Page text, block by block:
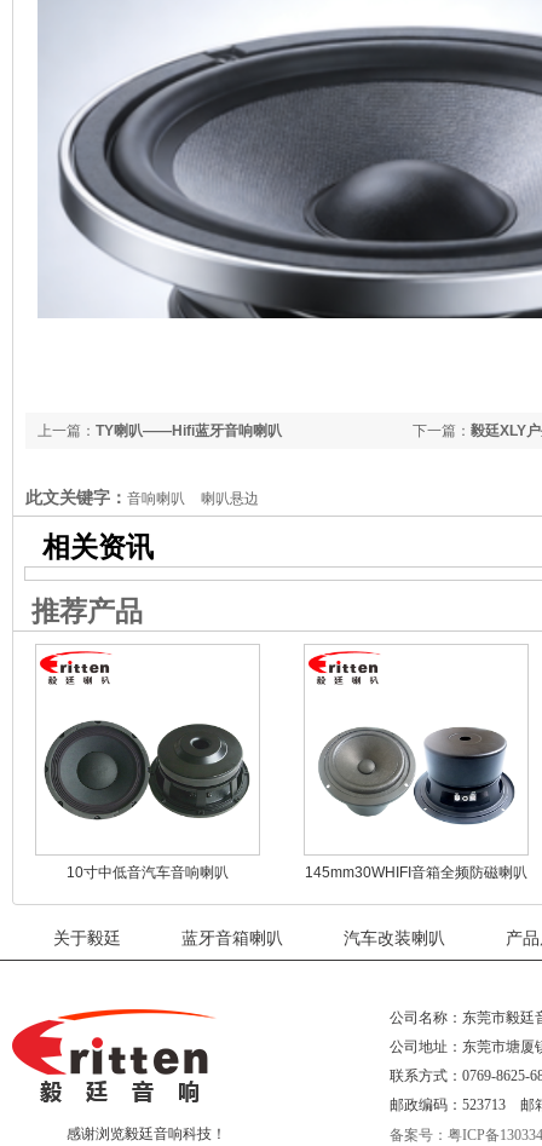
下一篇： 毅廷XLY
上一篇： TY喇叭——Hifi蓝牙音响喇叭
此文关键字： 音响喇叭 喇叭悬边
相关资讯
推荐产品
10寸中低音汽车音响喇叭 145mm30WHIFI音箱全频防磁喇叭
关于毅廷 蓝牙音箱喇叭 汽车改装喇叭 产
感谢浏览毅廷音响科技！
公司名称：东莞市毅廷
公司地址：东莞市塘厦
联系方式：0769-8625-
邮政编码：523713 邮
备案号：粤ICP备